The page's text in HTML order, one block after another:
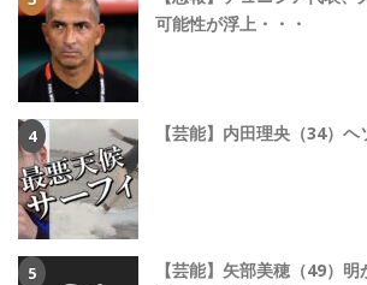
可能性が浮上・・・
【芸能】内田理央（34）
【芸能】矢部美穂（49）